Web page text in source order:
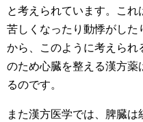
と考えられています。こ
苦しくなったり動悸がし
から、このように考えられ
のため心臓を整える漢方
るのです。
また漢方医学では、脾臓